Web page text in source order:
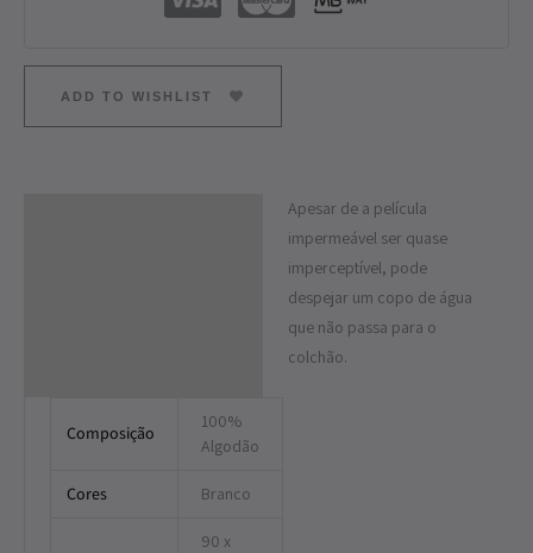
ADD TO WISHLIST
Apesar de a película
impermeável ser quase
imperceptível, pode
despejar um copo de água
que não passa para o
colchão.
Composição
100%
Algodão
Cores Branco
90 x